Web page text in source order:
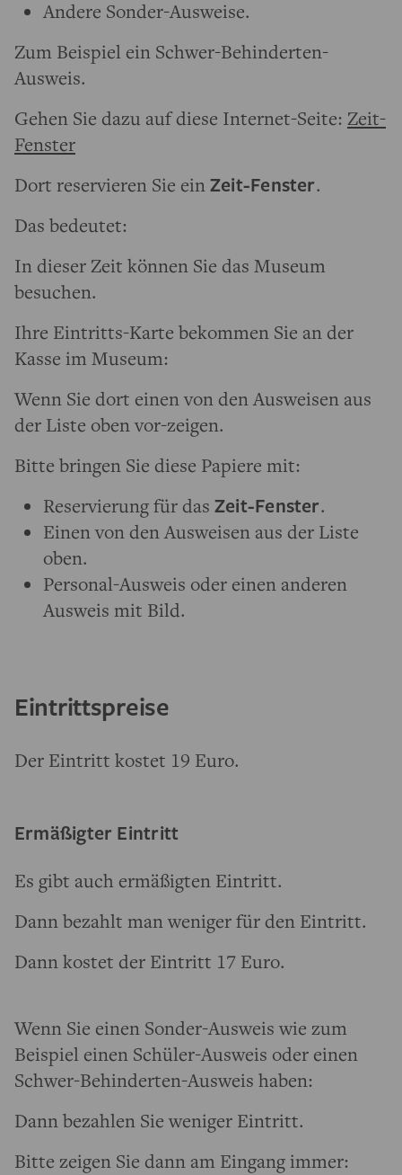
Andere Sonder-Ausweise.
Zum Beispiel ein Schwer-Behinderten-
Ausweis.
Gehen Sie dazu auf diese Internet-Seite: Zeit-
Fenster
Dort reservieren Sie einZeit-Fenster.
Das bedeutet:
In dieser Zeit können Sie das Museum
besuchen.
Ihre Eintritts-Karte bekommen Sie an der
Kasse im Museum:
Wenn Sie dort einen von den Ausweisen aus
der Liste oben vor-zeigen.
Bitte bringen Sie diese Papiere mit:
Reservierung für das Zeit-Fenster.
Einen von den Ausweisen aus der Liste
oben.
Personal-Ausweis oder einen anderen
Ausweis mit Bild.
Eintrittspreise
Der Eintritt kostet 19 Euro.
Ermäßigter Eintritt
Es gibt auch ermäßigten Eintritt.
Dann bezahlt man weniger für den Eintritt.
Dann kostet der Eintritt 17 Euro.
Wenn Sie einen Sonder-Ausweis wie zum
Beispiel einen Schüler-Ausweis oder einen
Schwer-Behinderten-Ausweis haben:
Dann bezahlen Sie weniger Eintritt.
Bitte zeigen Sie dann am Eingang immer: